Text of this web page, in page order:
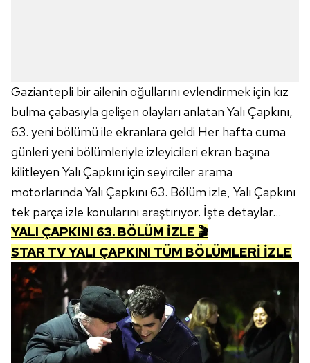
Gaziantepli bir ailenin oğullarını evlendirmek için kız
bulma çabasıyla gelişen olayları anlatan Yalı Çapkını,
63. yeni bölümü ile ekranlara geldi Her hafta cuma
günleri yeni bölümleriyle izleyicileri ekran başına
kilitleyen Yalı Çapkını için seyirciler arama
motorlarında Yalı Çapkını 63. Bölüm izle, Yalı Çapkını
tek parça izle konularını araştırıyor. İşte detaylar...
YALI ÇAPKINI 63. BÖLÜM İZLE 🎬
STAR TV YALI ÇAPKINI TÜM BÖLÜMLERİ İZLE